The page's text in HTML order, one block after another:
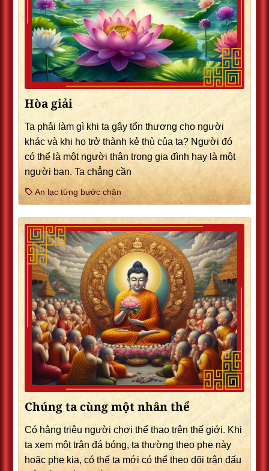
Hòa giải
Ta phải làm gì khi ta gây tổn thương cho người
khác và khi họ trở thành kẻ thù của ta? Người đó
có thể là một người thân trong gia đình hay là một
người bạn. Ta chẳng cần
An lạc từng bước chân
Chúng ta cùng một nhân thể
Có hằng triệu người chơi thể thao trên thế giới. Khi
ta xem một trận đá bóng, ta thường theo phe này
hoặc phe kia, có thế ta mới có thể theo dõi trận đấu